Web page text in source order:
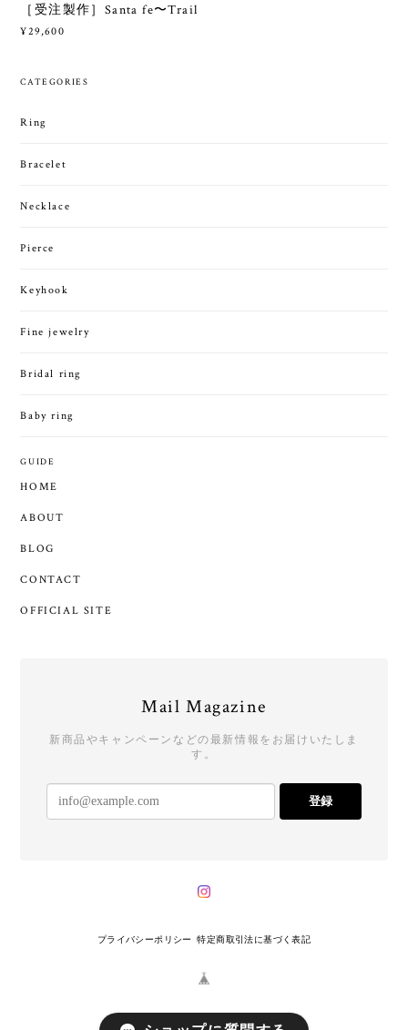
［受注製作］Santa fe〜Trail
¥29,600
CATEGORIES
Ring
Bracelet
Necklace
Pierce
Keyhook
Fine jewelry
Bridal ring
Baby ring
GUIDE
HOME
ABOUT
BLOG
CONTACT
OFFICIAL SITE
Mail Magazine
新商品やキャンペーンなどの最新情報をお届けいたしま
す。
登録
プライバシーポリシー 特定商取引法に基づく表記